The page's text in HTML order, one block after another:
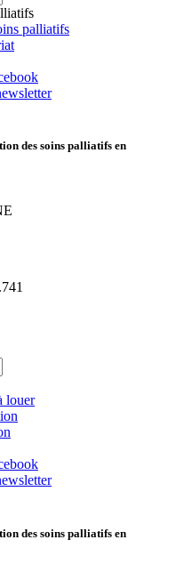
palliatifs
des soins palliatifs en
louer
des soins palliatifs en